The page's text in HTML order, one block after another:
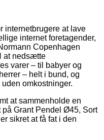
internetbrugere at lave
internet foretagender,
Copenhagen
at nedsætte
varer – til babyer og
– helt i bund, og
omkostninger.
at sammenholde en
Grant Pendel Ø45, Sort
sikret at få fat i den